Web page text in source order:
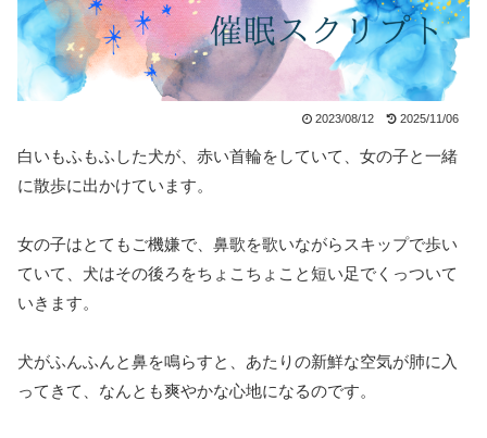
2023/08/12 2025/11/06
白いもふもふした犬が、赤い首輪をしていて、女の子と一緒
に散歩に出かけています。
女の子はとてもご機嫌で、鼻歌を歌いながらスキップで歩い
ていて、犬はその後ろをちょこちょこと短い足でくっついて
いきます。
犬がふんふんと鼻を鳴らすと、あたりの新鮮な空気が肺に入
ってきて、なんとも爽やかな心地になるのです。